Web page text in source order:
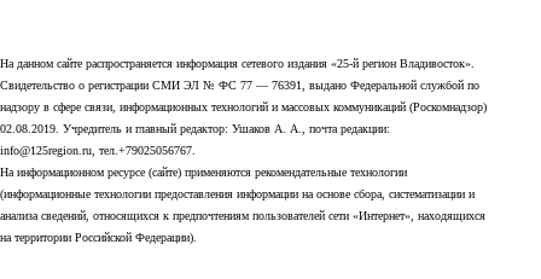
На данном сайте распространяется информация сетевого издания «25-й регион Владивосток».
Свидетельство о регистрации СМИ ЭЛ № ФС 77 — 76391, выдано Федеральной службой по
надзору в сфере связи, информационных технологий и массовых коммуникаций (Роскомнадзор)
02.08.2019. Учредитель и главный редактор: Ушаков А. А., почта редакции:
info@125region.ru, тел.+79025056767.
На информационном ресурсе (сайте) применяются рекомендательные технологии
(информационные технологии предоставления информации на основе сбора, систематизации и
анализа сведений, относящихся к предпочтениям пользователей сети «Интернет», находящихся
на территории Российской Федерации).